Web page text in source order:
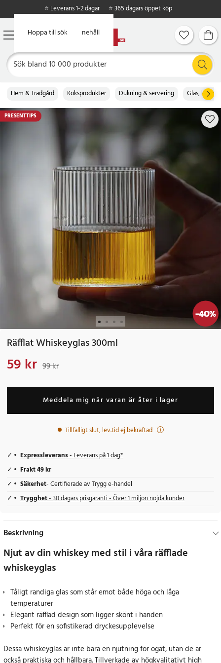
Hoppa till huvudinnehåll
Hoppa till sök
⭐ Leverans 1-2 dagar ⭐ 365 dagars öppet köp
Hem & Trädgård Köksprodukter Dukning & servering Glas,
PRESENTTIPS
-40%
Räfflat Whiskeyglas 300ml
Nuvarande pris
59 kr 99 kr
Meddela mig när varan är åter i lager
Tillfälligt slut, lev.tid ej bekräftad
Expressleverans- Leverans på 1 dag*
Frakt 49 kr
Säkerhet- Certifierade av Trygg e-handel
Trygghet- 30 dagars prisgaranti - Över 1 miljon nöjda kunder
Beskrivning
Njut av din whiskey med stil i våra räfflade
whiskeyglas
Tåligt randiga glas som står emot både höga och låga
temperaturer
Elegant räfflad design som ligger skönt i handen
Perfekt för en sofistikerad dryckesupplevelse
Dessa whiskeyglas är inte bara en njutning för ögat, utan de är